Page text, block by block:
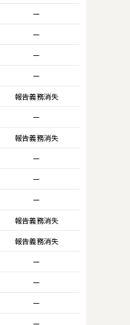
ー
ー
ー
ー
報告義務消失
ー
報告義務消失
ー
ー
ー
報告義務消失
報告義務消失
ー
ー
ー